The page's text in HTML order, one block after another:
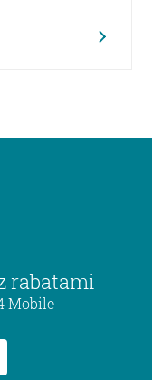
rabatami
Mobile